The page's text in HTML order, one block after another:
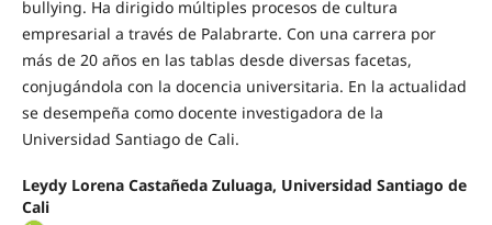
bullying. Ha dirigido múltiples procesos de cultura
empresarial a través de Palabrarte. Con una carrera por
más de 20 años en las tablas desde diversas facetas,
conjugándola con la docencia universitaria. En la actualidad
se desempeña como docente investigadora de la
Universidad Santiago de Cali.
Leydy Lorena Castañeda Zuluaga, Universidad Santiago de
Cali